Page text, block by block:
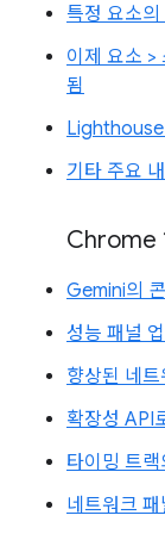
특정 요소
이제 요소 >
됨
기타 주요
Chrome
Gemini의
성능 패널
향상된 네
확장성 API
타이밍 트
네트워크